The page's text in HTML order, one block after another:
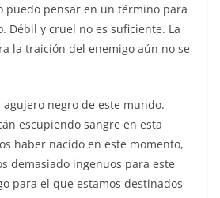
puedo pensar en un término para
Débil y cruel no es suficiente. La
la traición del enemigo aún no se
agujero negro de este mundo.
escupiendo sangre en esta
haber nacido en este momento,
demasiado ingenuos para este
para el que estamos destinados